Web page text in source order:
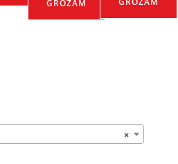
GROZAM
×